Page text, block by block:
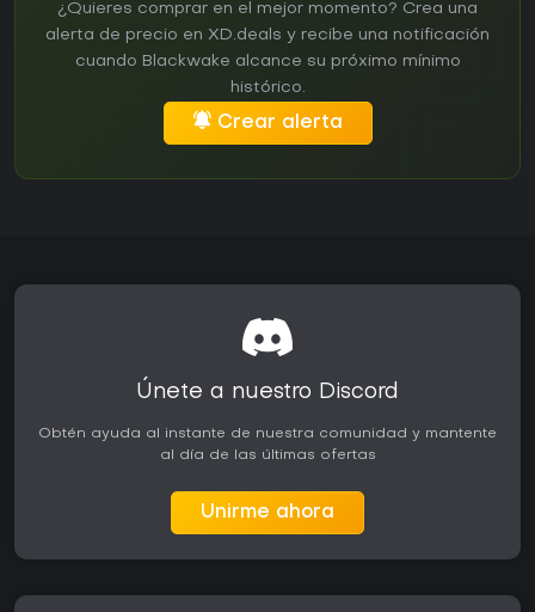
¿Quieres comprar en el mejor momento? Crea una
alerta de precio en XD.deals y recibe una notificación
cuando Blackwake alcance su próximo mínimo
histórico.
Crear alerta
Únete a nuestro Discord
Obtén ayuda al instante de nuestra comunidad y mantente
al día de las últimas ofertas
Unirme ahora